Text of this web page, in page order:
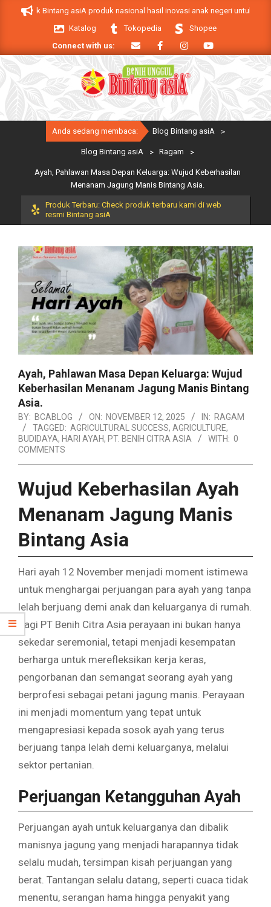
Bintang asiA produk nasional hasil inovasi anak negeri untuk
Katalog
Tokopedia
Shopee
Connect with us:
Primary
Anda sedang membaca: Blog Bintang asiA >
Blog Bintang asiA > Ragam >
Ayah, Pahlawan Masa Depan Keluarga: Wujud Keberhasilan
Menanam Jagung Manis Bintang Asia.
Produk Terbaru: Check produk terbaru kami di web
resmi Bintang asiA
Ayah, Pahlawan Masa Depan Keluarga: Wujud
Keberhasilan Menanam Jagung Manis Bintang
Asia.
BY: BCABLOG ON: NOVEMBER 12, 2025 IN: RAGAM
TAGGED: AGRICULTURAL SUCCESS, AGRICULTURE,
BUDIDAYA, HARI AYAH, PT. BENIH CITRA ASIA WITH: 0
COMMENTS
Wujud Keberhasilan Ayah
Menanam Jagung Manis
Bintang Asia
Hari ayah 12 November menjadi moment istimewa
untuk menghargai perjuangan para ayah yang tanpa
lelah berjuang demi anak dan keluarganya di rumah.
Bagi PT Benih Citra Asia perayaan ini bukan hanya
sekedar seremonial, tetapi menjadi kesempatan
berharga untuk merefleksikan kerja keras,
pengorbanan dan semangat seorang ayah yang
berprofesi sebagai petani jagung manis. Perayaan
ini menjadi momentum yang tepat untuk
mengapresiasi kepada sosok ayah yang terus
berjuang tanpa lelah demi keluarganya, melalui
sektor pertanian.
Perjuangan Ketangguhan Ayah
Perjuangan ayah untuk keluarganya dan dibalik
manisnya jagung yang menjadi harapannya tidak
selalu mudah, tersimpan kisah perjuangan yang
berat. Tantangan selalu datang, seperti cuaca tidak
menentu, serangan hama hingga penyakit yang